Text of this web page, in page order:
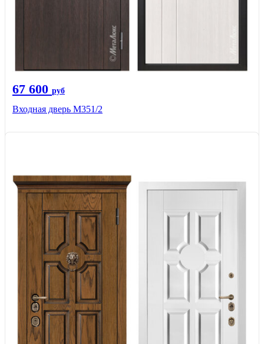
67 600 руб
Входная дверь М351/2